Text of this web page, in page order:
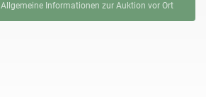
Allgemeine Informationen zur Auktion vor Ort